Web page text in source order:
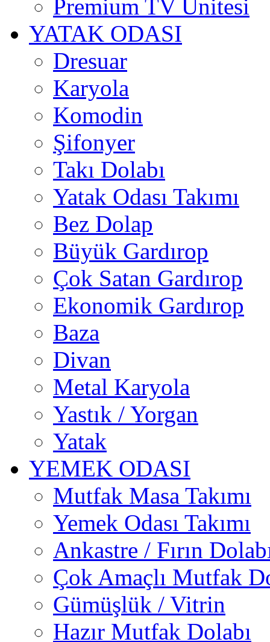
Premium TV Ünitesi
YATAK ODASI
Dresuar
Karyola
Komodin
Şifonyer
Takı Dolabı
Yatak Odası Takımı
Bez Dolap
Büyük Gardırop
Çok Satan Gardırop
Ekonomik Gardırop
Baza
Divan
Metal Karyola
Yastık / Yorgan
Yatak
YEMEK ODASI
Mutfak Masa Takımı
Yemek Odası Takımı
Ankastre / Fırın
Çok Amaçlı Mutfak
Gümüşlük / Vitrin
Hazır Mutfak Dolabı